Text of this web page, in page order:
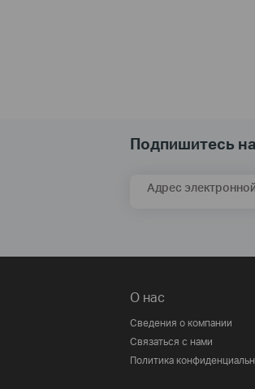
Подпишитесь
Адрес
О нас
Сведения о компании
Связаться с нами
Политика